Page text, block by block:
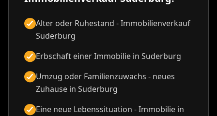
Alter oder Ruhestand - Immobilienverkauf
Suderburg
Erbschaft einer Immobilie in Suderburg
Umzug oder Familienzuwachs - neues
Zuhause in Suderburg
Eine neue Lebenssituation - Immobilie in